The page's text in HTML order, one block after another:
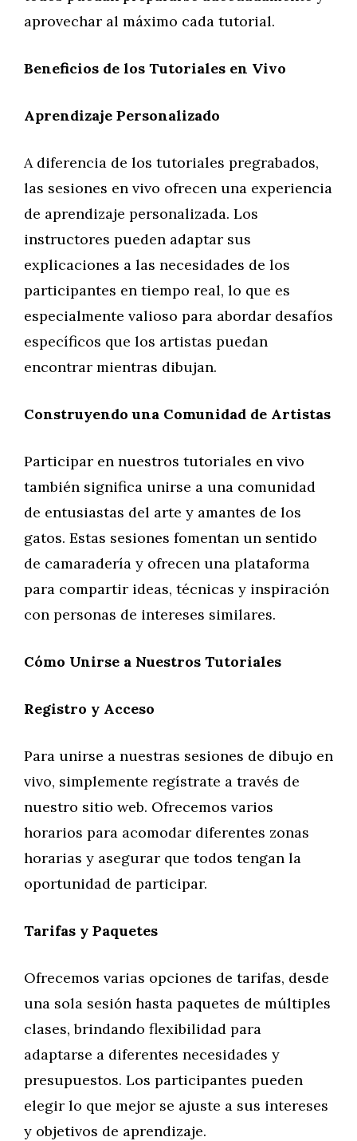
aprovechar al máximo cada tutorial.
Beneficios de los Tutoriales en Vivo
Aprendizaje Personalizado
A diferencia de los tutoriales pregrabados,
las sesiones en vivo ofrecen una experiencia
de aprendizaje personalizada. Los
instructores pueden adaptar sus
explicaciones a las necesidades de los
participantes en tiempo real, lo que es
especialmente valioso para abordar desafíos
específicos que los artistas puedan
encontrar mientras dibujan.
Construyendo una Comunidad de Artistas
Participar en nuestros tutoriales en vivo
también significa unirse a una comunidad
de entusiastas del arte y amantes de los
gatos. Estas sesiones fomentan un sentido
de camaradería y ofrecen una plataforma
para compartir ideas, técnicas y inspiración
con personas de intereses similares.
Cómo Unirse a Nuestros Tutoriales
Registro y Acceso
Para unirse a nuestras sesiones de dibujo en
vivo, simplemente regístrate a través de
nuestro sitio web. Ofrecemos varios
horarios para acomodar diferentes zonas
horarias y asegurar que todos tengan la
oportunidad de participar.
Tarifas y Paquetes
Ofrecemos varias opciones de tarifas, desde
una sola sesión hasta paquetes de múltiples
clases, brindando flexibilidad para
adaptarse a diferentes necesidades y
presupuestos. Los participantes pueden
elegir lo que mejor se ajuste a sus intereses
y objetivos de aprendizaje.